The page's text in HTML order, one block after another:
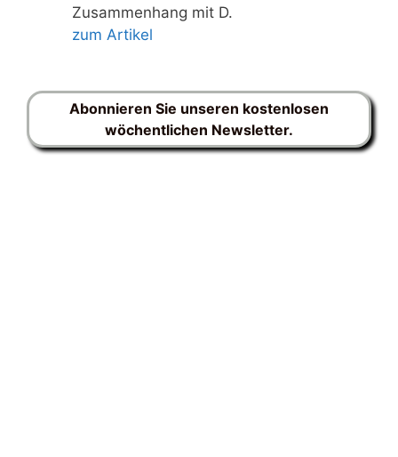
Zusammenhang mit D.
zum Artikel
Abonnieren Sie unseren kostenlosen
wöchentlichen Newsletter.